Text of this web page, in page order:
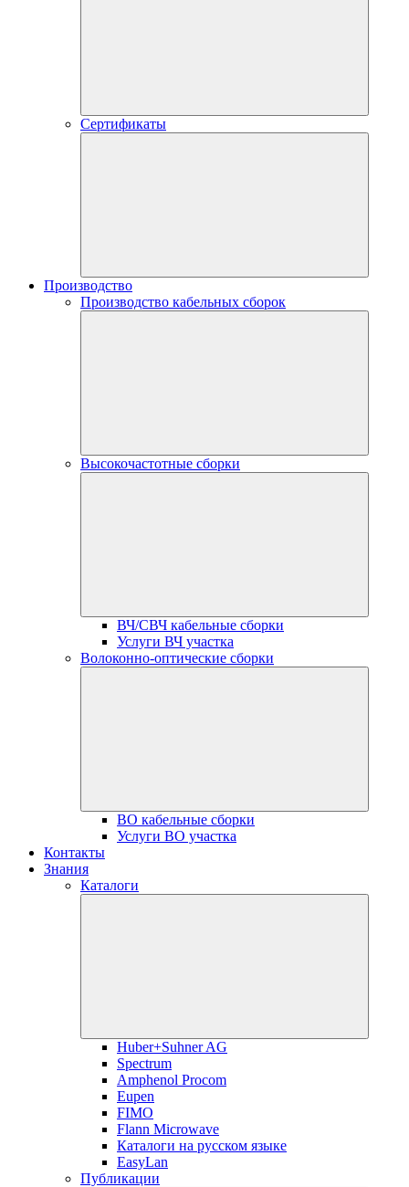
Сертификаты
Производство
Производство кабельных сборок
Высокочастотные сборки
ВЧ/СВЧ кабельные сборки
Услуги ВЧ участка
Волоконно-оптические сборки
ВО кабельные сборки
Услуги ВО участка
Контакты
Знания
Каталоги
Huber+Suhner AG
Spectrum
Amphenol Procom
Eupen
FIMO
Flann Microwave
Каталоги на русском языке
EasyLan
Публикации